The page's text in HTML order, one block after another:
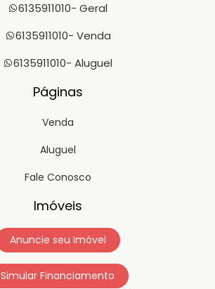
6135911010- Geral
6135911010- Venda
6135911010- Aluguel
Páginas
Venda
Aluguel
Fale Conosco
Imóveis
Anuncie seu Imóvel
Simular Financiamento